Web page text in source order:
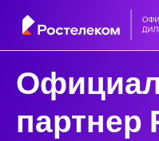
партнер